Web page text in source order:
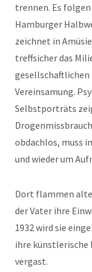
trennen. Es
Hamburger
zeichnet in
treffsicher das
Vereinsamung.
Selbstporträts
obdachlos, muss
und wieder um
Dort flammen
der Vater ihre
1932 wird sie
ihre
vergast.